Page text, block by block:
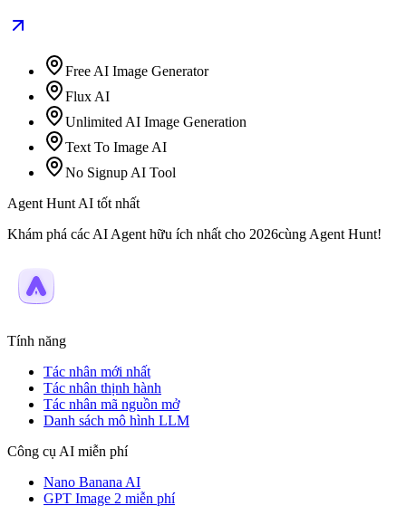
Free AI Image Generator
Flux AI
Unlimited AI Image Generation
Text To Image AI
No Signup AI Tool
Agent Hunt AI tốt nhất
Khám phá các AI Agent hữu ích nhất cho 2026cùng Agent Hunt!
Tính năng
Tác nhân mới nhất
Tác nhân thịnh hành
Tác nhân mã nguồn mở
Danh sách mô hình LLM
Công cụ AI miễn phí
Nano Banana AI
GPT Image 2 miễn phí